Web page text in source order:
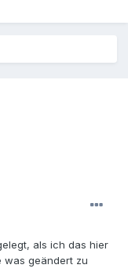
als ich das hier
was geändert zu